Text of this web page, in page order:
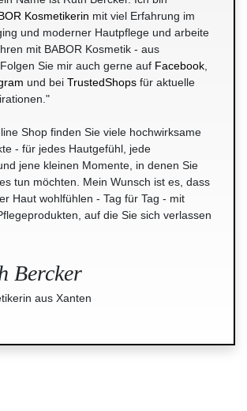
Kosmetikerin mit viel Erfahrung im
und moderner Hautpflege und arbeite
mit BABOR Kosmetik - aus
Sie mir auch gerne auf Facebook,
und bei TrustedShops für aktuelle
Shop finden Sie viele hochwirksame
- für jedes Hautgefühl, jede
jene kleinen Momente, in denen Sie
tun möchten. Mein Wunsch ist es, dass
Haut wohlfühlen - Tag für Tag - mit
auf die Sie sich verlassen
Bercker
aus Xanten